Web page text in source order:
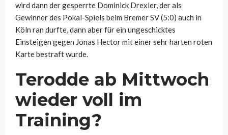
wird dann der gesperrte Dominick Drexler, der als
Gewinner des Pokal-Spiels beim Bremer SV (5:0) auch in
Köln ran durfte, dann aber für ein ungeschicktes
Einsteigen gegen Jonas Hector mit einer sehr harten roten
Karte bestraft wurde.
Terodde ab Mittwoch
wieder voll im
Training?